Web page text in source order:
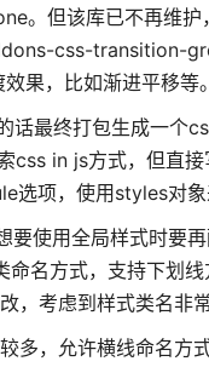
。但该库已不再维
css-transition-
果，比如渐进平移等。
最终打包生成一个
css in js方式，但直
项，使用styles对象
使用全局样式时要
名方式，支持下划
考虑到样式类名非
，允许横线命名方